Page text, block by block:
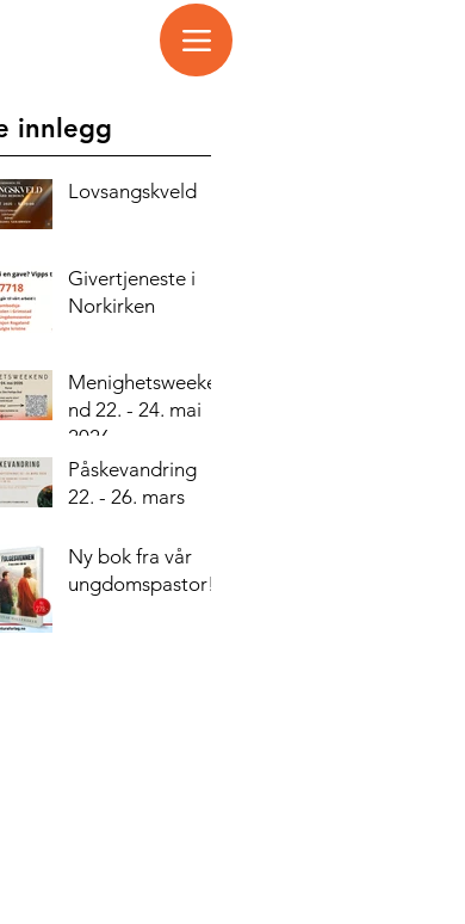
innlegg
Lovsangskveld
Givertjeneste i
Norkirken
Menighetsweeke
nd 22. - 24. mai
2026
Påskevandring
22. - 26. mars
Ny bok fra vår
ungdomspastor!